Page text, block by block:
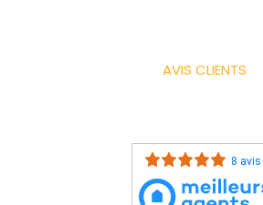
AVIS CLIENTS
8 avis